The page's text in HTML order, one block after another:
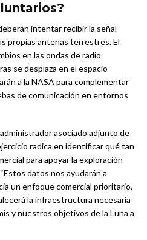
intentar recibir la señal
propias antenas terrestres. El
en las ondas de radio
se desplaza en el espacio
a la NASA para complementar
de comunicación en entornos
asociado adjunto de
radica en identificar qué tan
para apoyar la exploración
datos nos ayudarán a
un enfoque comercial prioritario,
la infraestructura necesaria
y nuestros objetivos de la Luna a